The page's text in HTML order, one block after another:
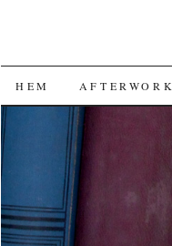
HOPPA
INNEHÅLL
HEM AFTERWORK